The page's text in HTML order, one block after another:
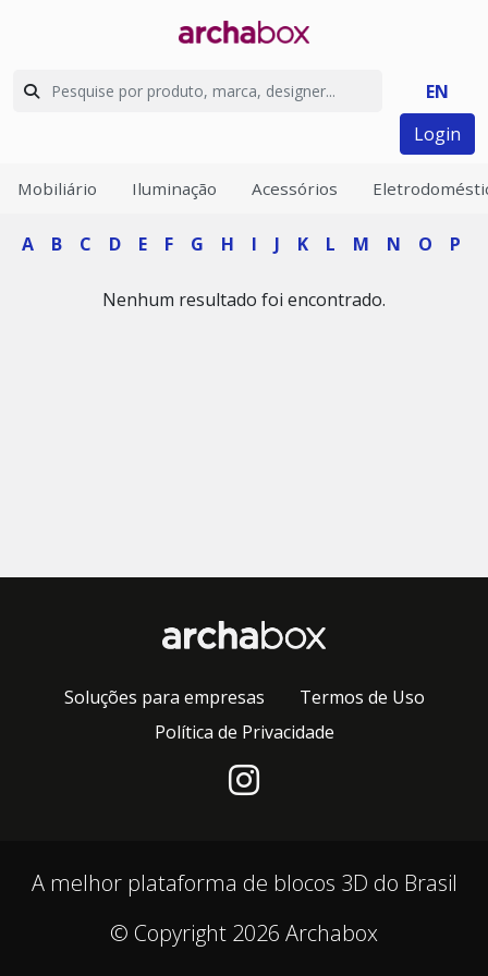
EN
Login
Mobiliário Iluminação Acessórios
A B C D E F G H I J K L M N O P
Nenhum resultado foi encontrado.
Soluções para empresas
Termos de Uso
Política de Privacidade
A melhor plataforma de blocos 3D do Brasil
© Copyright 2026 Archabox